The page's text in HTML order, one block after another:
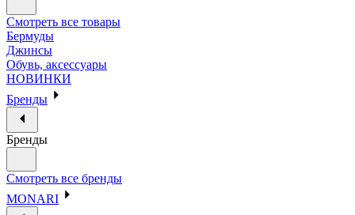
Смотреть все товары
Бермуды
Джинсы
Обувь, аксессуары
НОВИНКИ
Бренды
Бренды
Смотреть все бренды
MONARI